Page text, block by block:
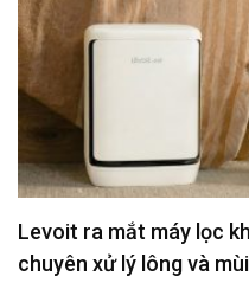
Kaspersky: 99% doanh
nền tảng chiến lược